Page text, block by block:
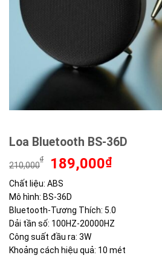
Loa Bluetooth BS-36D
210,000
₫
Giá
là:
210,000₫.
189,000₫Giá
189,000₫.
Chất liệu: ABS
Mô hình: BS-36D
Bluetooth-Tương Thích: 5.0
Dải tần số: 100HZ-20000HZ
Công suất đầu ra: 3W
Khoảng cách hiệu quả: 10 mét